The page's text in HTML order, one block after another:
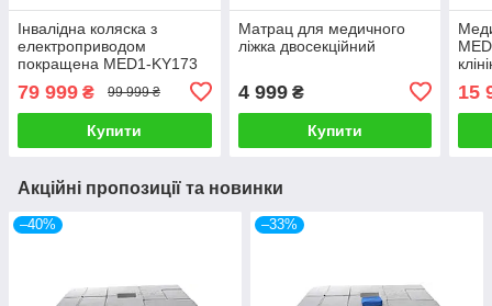
Інвалідна коляска з
електроприводом
покращена MED1-KY173
79 999 ₴ 99 999 ₴
Купити
Матрац для медичного
ліжка двосекційний
4 999₴
Купити
15
Акційні пропозиції та новинки
–40% –33%